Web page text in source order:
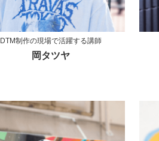
DTM制作の現場で活躍する講師
岡タツヤ